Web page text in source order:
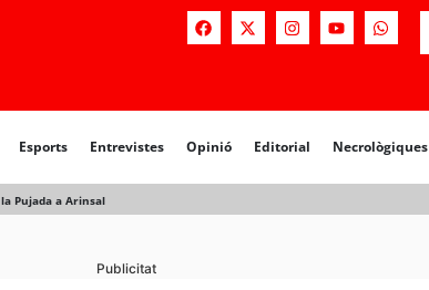
Esports Entrevistes Opinió Editorial Necrològiques
Pujada a Arinsal
Opinió Editorial Necrològiques
Publicitat